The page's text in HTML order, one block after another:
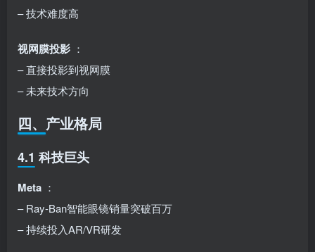
– 技术难度高
视网膜投影 ：
– 直接投影到视网膜
– 未来技术方向
四、产业格局
4.1 科技巨头
Meta ：
– Ray-Ban智能眼镜销量突破百万
– 持续投入AR/VR研发